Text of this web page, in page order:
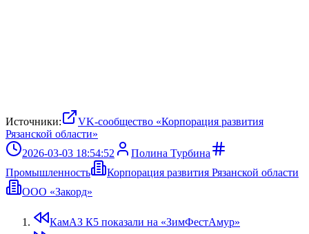
Источники:
VK-сообщество «Корпорация развития
Рязанской области»
2026-03-03 18:54:52
Полина Турбина
Промышленность
Корпорация развития Рязанской области
ООО «Закорд»
КамАЗ К5 показали на «ЗимФестАмур»